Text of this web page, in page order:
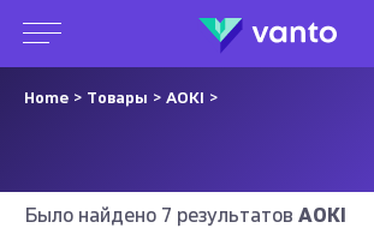
Home > Товары > AOKI >
Было найдено 7 результатов AOKI